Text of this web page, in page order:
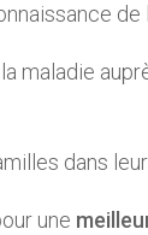
la maladie
dans
une